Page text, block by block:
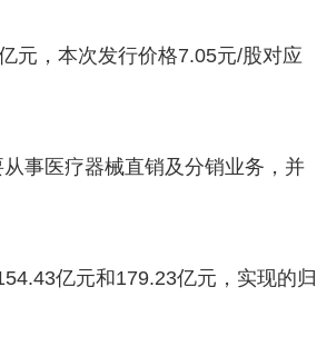
元，本次发行价格7.05元/股对应
事医疗器械直销及分销业务，并
亿元和179.23亿元，实现的归